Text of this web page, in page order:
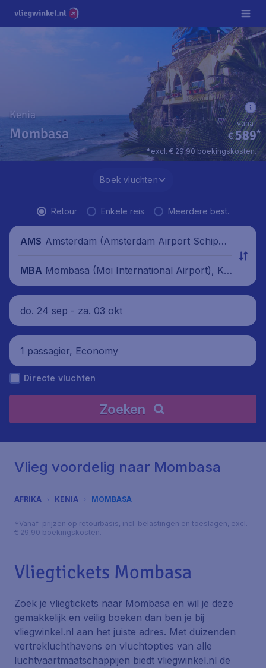
Kenia
Mombasa €589*
vanaf
*excl. € 29,90 boekingskosten.
Boek vluchten
Retour Enkele reis Meerdere best.
AMS Amsterdam (Amsterdam Airport Schipho
MBA Mombasa (Moi International Airport), Ke
nia
do. 24 sep - za. 03 okt
1 passagier, Economy
Directe vluchten
Zoeken
Vlieg voordelig naar Mombasa
AFRIKA KENIA MOMBASA
*Vanaf-prijzen op retourbasis, incl. belastingen en toeslagen, excl.
€ 29,90 boekingskosten.
Vliegtickets Mombasa
Zoek je vliegtickets naar Mombasa en wil je deze
gemakkelijk en veilig boeken dan ben je bij
vliegwinkel.nl aan het juiste adres. Met duizenden
vertrekluchthavens en vluchtopties van alle
luchtvaartmaatschappijen biedt vliegwinkel.nl de